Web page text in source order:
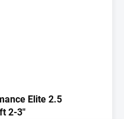
Elite 2.5
2-3"